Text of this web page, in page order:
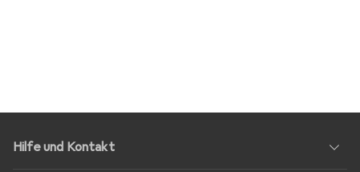
Hilfe und Kontakt